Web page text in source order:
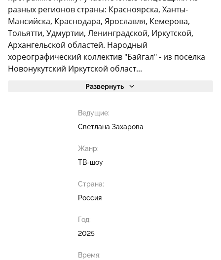
разных регионов страны: Красноярска, Ханты-
Мансийска, Краснодара, Ярославля, Кемерова,
Тольятти, Удмуртии, Ленинградской, Иркутской,
Архангельской областей. Народный
хореографический коллектив "Байгал" - из поселка
Новонукутский Иркутской област...
Развернуть
Ведущие:
Светлана Захарова
Жанр:
ТВ-шоу
Страна:
Россия
Год:
2025
Время: